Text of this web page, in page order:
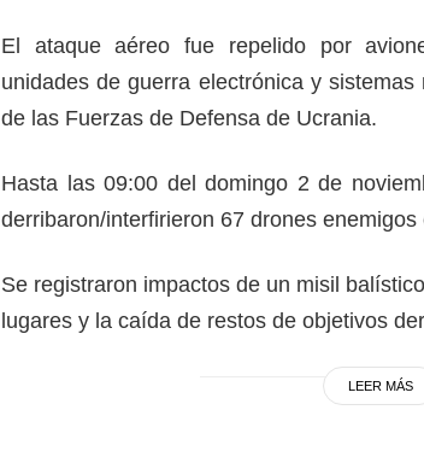
El ataque aéreo fue repelido por
unidades de guerra electrónica y
de las Fuerzas de Defensa de Ucrania.
Hasta las 09:00 del domingo 2 de
derribaron/interfirieron 67 drones
Se registraron impactos de un misil
lugares y la caída de restos de objetivos
LEER MÁS